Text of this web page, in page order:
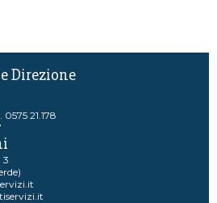
Direzione
21.178
3